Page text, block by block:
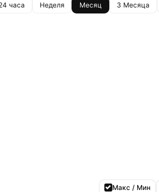
часа Неделя Месяц 3 Месяца
Макс / Мин